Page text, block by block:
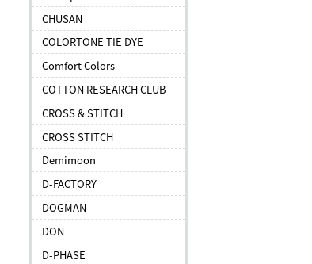
CHUSAN
COLORTONE TIE DYE
Comfort Colors
COTTON RESEARCH CLUB
CROSS & STITCH
CROSS STITCH
Demimoon
D-FACTORY
DOGMAN
DON
D-PHASE